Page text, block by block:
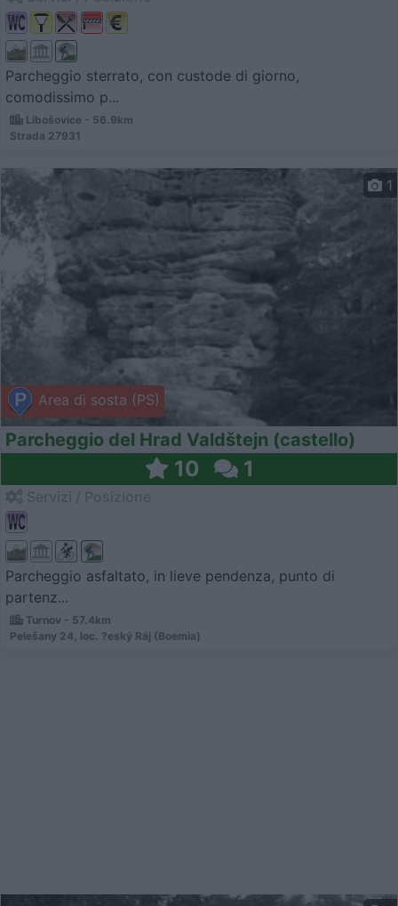
Parcheggio sterrato, con custode di giorno,
comodissimo p...
Libošovice - 56.9km
Strada 27931
Area di sosta (PS)
1
Parcheggio del Hrad Valdštejn (castello)
10 1
Parcheggio asfaltato, in lieve pendenza, punto di
partenz...
Turnov - 57.4km
Pelešany 24, loc. ?eský Ráj (Boemia)